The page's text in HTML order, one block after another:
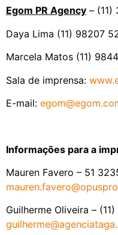
Egom PR Agency –
Daya Lima (11) 98207
Marcela Matos (11)
Sala de imprensa:
E-mail:
Informações para a
Mauren Favero – 51
Guilherme Oliveira –